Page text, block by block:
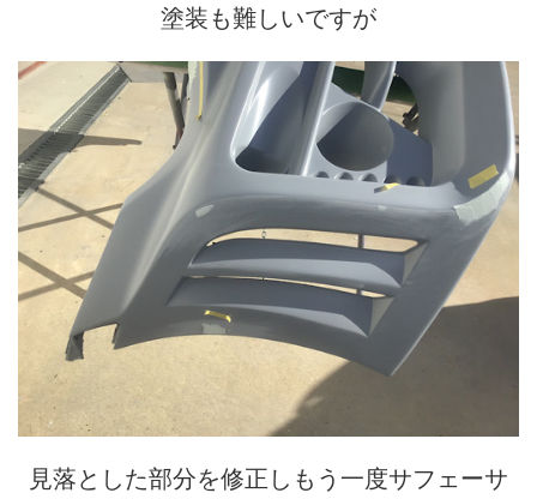
塗装も難しいですが
見落とした部分を修正しもう一度サフェーサ